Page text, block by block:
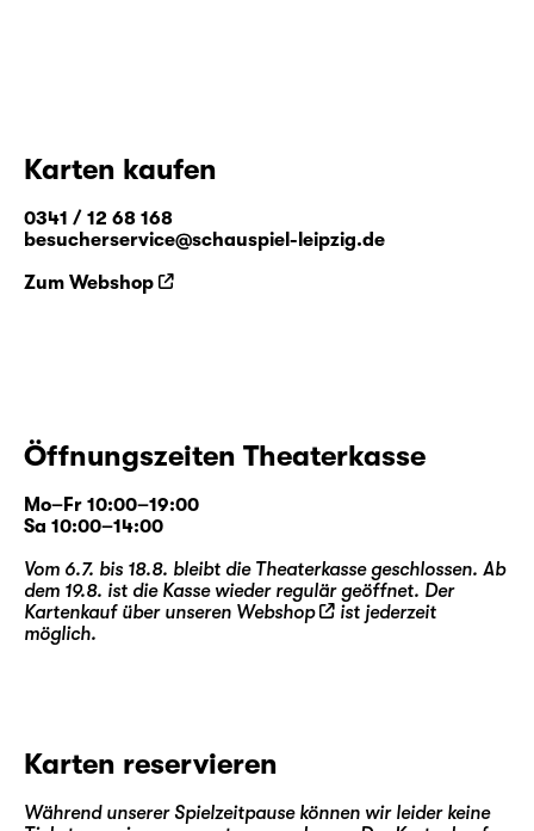
Karten kaufen
0341 / 12 68 168
besucherservice@schauspiel-leipzig.de
Zum Webshop
Öffnungszeiten Theaterkasse
Mo–Fr 10:00–19:00
Sa 10:00–14:00
Vom 6.7. bis 18.8. bleibt die Theaterkasse geschlossen. Ab
dem 19.8. ist die Kasse wieder regulär geöffnet. Der
Kartenkauf über unseren Webshop
ist jederzeit
möglich.
Karten reservieren
Während unserer Spielzeitpause können wir leider keine